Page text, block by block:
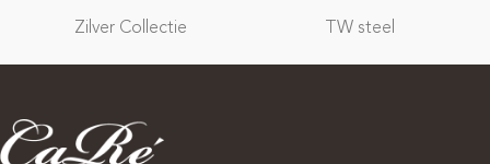
Zilver Collectie TW steel